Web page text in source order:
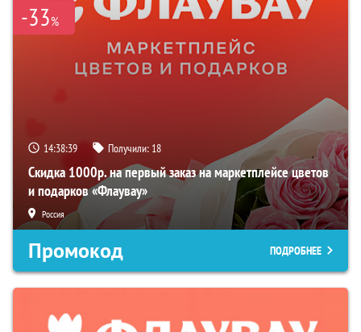
-33%
14:38:38 Получили: 18
Скидка 1000р. на первый заказ на маркетплейсе цветов
и подарков «Флаувау»
Россия
Промокод ПОДРОБНЕЕ